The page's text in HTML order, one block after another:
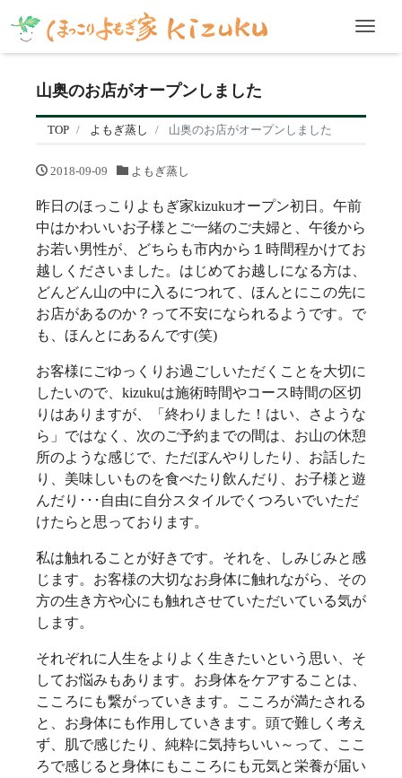
山奥のお店がオープンしました
TOP よもぎ蒸し 山奥のお店がオープンしました
2018-09-09 よもぎ蒸し
昨日のほっこりよもぎ家kizukuオープン初日。午前
中はかわいいお子様とご一緒のご夫婦と、午後から
お若い男性が、どちらも市内から１時間程かけてお
越しくださいました。はじめてお越しになる方は、
どんどん山の中に入るにつれて、ほんとにこの先に
お店があるのか？って不安になられるようです。で
も、ほんとにあるんです(笑)
お客様にごゆっくりお過ごしいただくことを大切に
したいので、kizukuは施術時間やコース時間の区切
りはありますが、「終わりました！はい、さような
ら」ではなく、次のご予約までの間は、お山の休憩
所のような感じで、ただぼんやりしたり、お話した
り、美味しいものを食べたり飲んだり、お子様と遊
んだり･･･自由に自分スタイルでくつろいでいただ
けたらと思っております。
私は触れることが好きです。それを、しみじみと感
じます。お客様の大切なお身体に触れながら、その
方の生き方や心にも触れさせていただいている気が
します。
それぞれに人生をよりよく生きたいという思い、そ
してお悩みもあります。お身体をケアすることは、
こころにも繋がっていきます。こころが満たされる
と、お身体にも作用していきます。頭で難しく考え
ず、肌で感じたり、純粋に気持ちいい～って、ここ
ろで感じると身体にもこころにも元気と栄養が届い